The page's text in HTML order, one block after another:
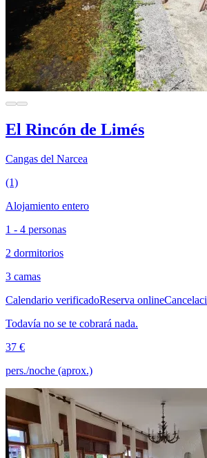
El Rincón de Limés
Cangas del Narcea
(1)
Alojamiento entero
1 - 4 personas
2 dormitorios
3 camas
Calendario verificadoReserva online
Todavía no se te cobrará nada.
37 €
pers./noche (aprox.)